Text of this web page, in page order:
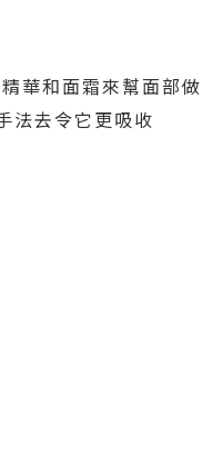
華和面霜來幫面部做
法去令它更吸收